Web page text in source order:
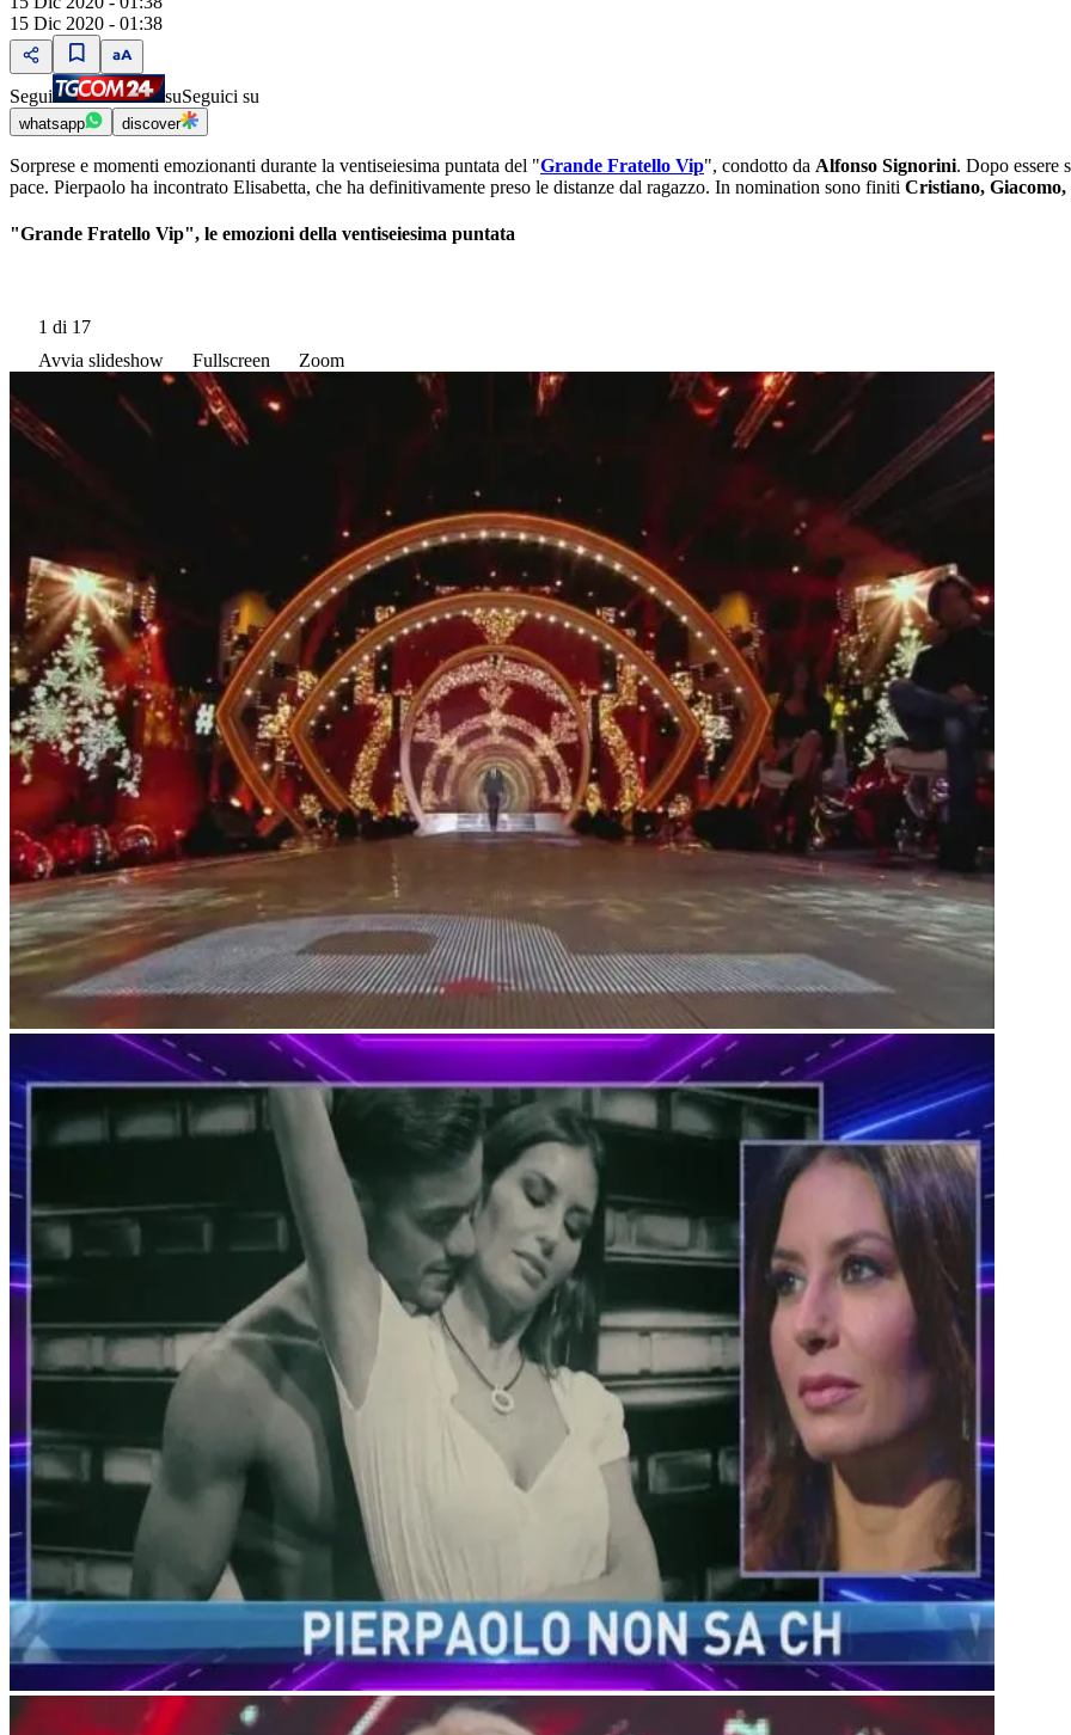
15 Dic 2020 - 01:38
Segui suSeguici su
whatsapp discover
Sorprese e momenti emozionanti durante la ventiseiesima puntata del "Grande Fratello Vip", condotto da Alfonso Signorini. Dopo essere
pace. Pierpaolo ha incontrato Elisabetta, che ha definitivamente preso le distanze dal ragazzo. In nomination sono finiti Cristiano,
"Grande Fratello Vip", le emozioni della ventiseiesima puntata
1 di 17
Avvia slideshow
Fullscreen Zoom